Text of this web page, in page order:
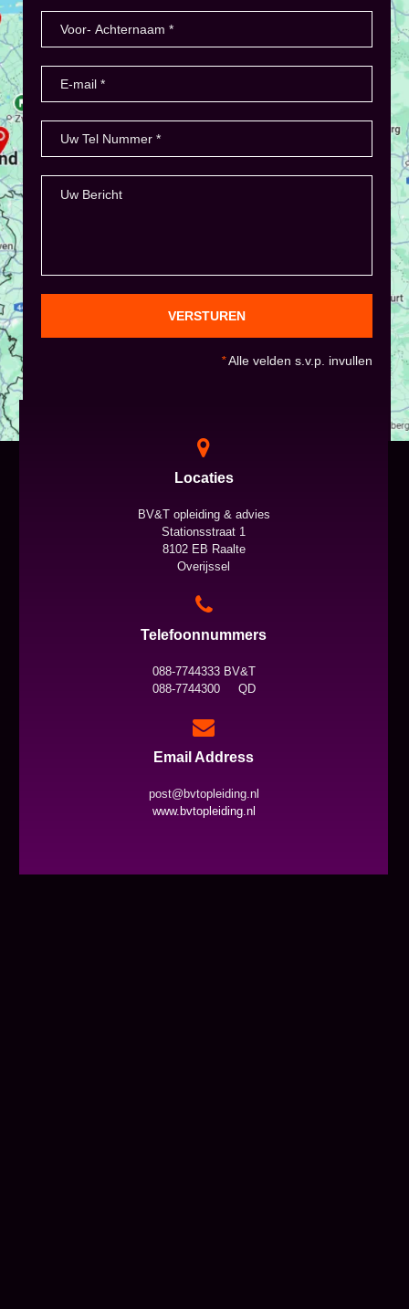
VERSTUREN
*Alle velden s.v.p. invullen
Locaties
BV&T opleiding & advies
Stationsstraat 1
8102 EB Raalte
Overijssel
Telefoonnummers
088-7744333 BV&T
088-7744300 QD
Email Address
post@bvtopleiding.nl
www.bvtopleiding.nl